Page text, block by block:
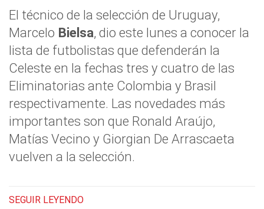
El técnico de la selección de Uruguay,
Marcelo Bielsa, dio este lunes a conocer la
lista de futbolistas que defenderán la
Celeste en la fechas tres y cuatro de las
Eliminatorias ante Colombia y Brasil
respectivamente. Las novedades más
importantes son que Ronald Araújo,
Matías Vecino y Giorgian De Arrascaeta
vuelven a la selección.
SEGUIR LEYENDO